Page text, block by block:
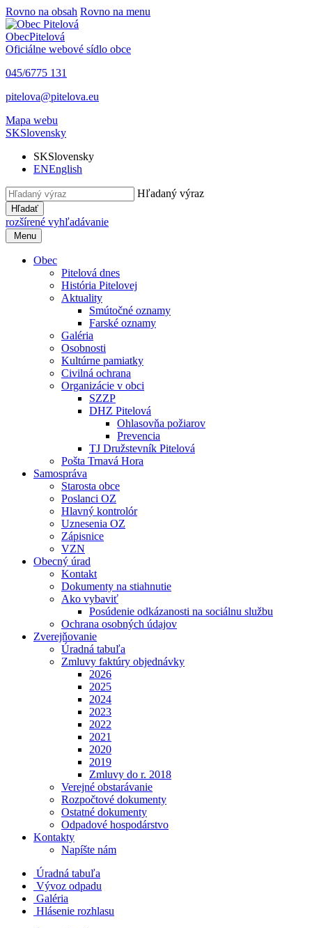
Rovno na obsah Rovno na menu
ObecPitelová
Oficiálne webové sídlo obce
045/6775 131
pitelova@pitelova.eu
Mapa webu
SKSlovensky
SKSlovensky
ENEnglish
Hľadaný výraz
Hľadať
rozšírené vyhľadávanie
Menu
Obec
Pitelová dnes
História Pitelovej
Aktuality
Smútočné oznamy
Farské oznamy
Galéria
Osobnosti
Kultúrne pamiatky
Civilná ochrana
Organizácie v obci
SZZP
DHZ Pitelová
Ohlasovňa požiarov
Prevencia
TJ Družstevník Pitelová
Pošta Trnavá Hora
Samospráva
Starosta obce
Poslanci OZ
Hlavný kontrolór
Uznesenia OZ
Zápisnice
VZN
Obecný úrad
Kontakt
Dokumenty na stiahnutie
Ako vybaviť
Posúdenie odkázanosti na sociálnu službu
Ochrana osobných údajov
Zverejňovanie
Úradná tabuľa
Zmluvy faktúry objednávky
2026
2025
2024
2023
2022
2021
2020
2019
Zmluvy do r. 2018
Verejné obstarávanie
Rozpočtové dokumenty
Ostatné dokumenty
Odpadové hospodárstvo
Kontakty
Napíšte nám
Úradná tabuľa
Vývoz odpadu
Galéria
Hlásenie rozhlasu